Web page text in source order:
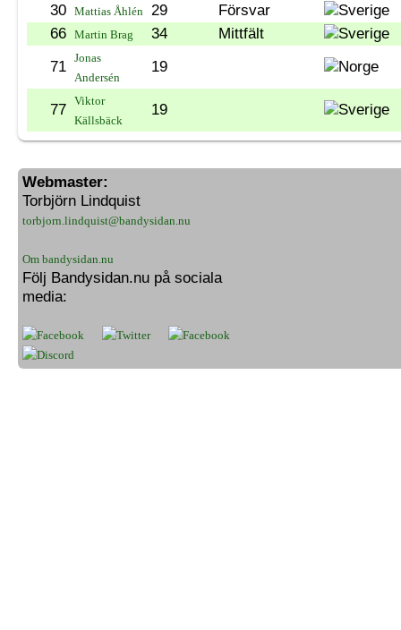
30 Mattias Åhlén 29
Försvar
66 Martin Brag 34
Mittfält
71
Jonas
Andersén
19
77
Viktor
Källsbäck
19
Webmaster:
Torbjörn Lindquist
torbjorn.lindquist@bandysidan.nu
Om bandysidan.nu
Följ Bandysidan.nu på sociala
media: